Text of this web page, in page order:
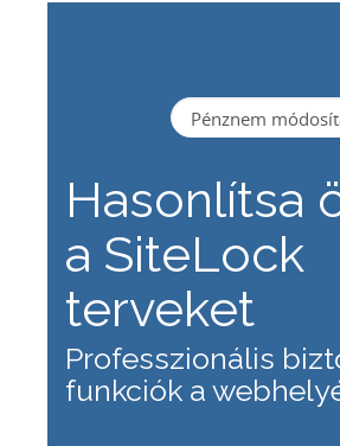
Hasonlítsa
a SiteLock
terveket
Professzionális
funkciók a